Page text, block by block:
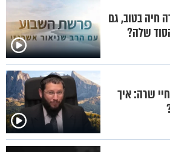
חיה בטוב, גם
שלה?
שרה: איך